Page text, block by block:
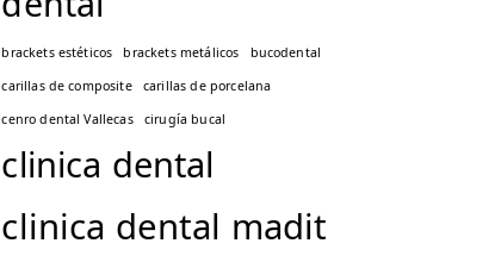
brackets estéticos brackets metálicos
bucodental
carillas de composite
carillas de porcelana
cenro dental Vallecas
cirugía bucal
clinica dental
clinica dental madit